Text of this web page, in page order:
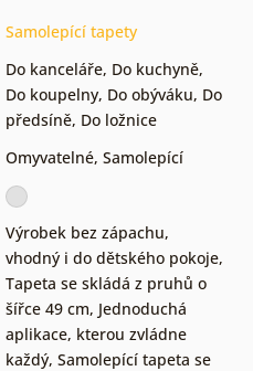
Samolepící tapety
Do kanceláře, Do kuchyně,
Do koupelny, Do obýváku, Do
předsíně, Do ložnice
Omyvatelné, Samolepící
Výrobek bez zápachu,
vhodný i do dětského pokoje,
Tapeta se skládá z pruhů o
šířce 49 cm, Jednoduchá
aplikace, kterou zvládne
každý, Samolepící tapeta se